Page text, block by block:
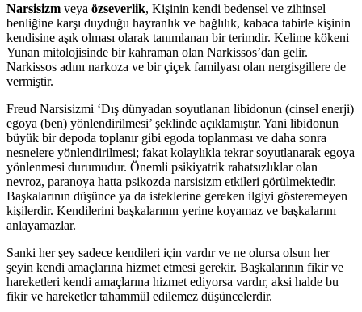
Narsisizm veya özseverlik, Kişinin kendi bedensel ve zihinsel
benliğine karşı duyduğu hayranlık ve bağlılık, kabaca tabirle kişinin
kendisine aşık olması olarak tanımlanan bir terimdir. Kelime kökeni
Yunan mitolojisinde bir kahraman olan Narkissos’dan gelir.
Narkissos adını narkoza ve bir çiçek familyası olan nergisgillere de
vermiştir.
Freud Narsisizmi ‘Dış dünyadan soyutlanan libidonun (cinsel enerji)
egoya (ben) yönlendirilmesi’ şeklinde açıklamıştır. Yani libidonun
büyük bir depoda toplanır gibi egoda toplanması ve daha sonra
nesnelere yönlendirilmesi; fakat kolaylıkla tekrar soyutlanarak egoya
yönlenmesi durumudur. Önemli psikiyatrik rahatsızlıklar olan
nevroz, paranoya hatta psikozda narsisizm etkileri görülmektedir.
Başkalarının düşünce ya da isteklerine gereken ilgiyi gösteremeyen
kişilerdir. Kendilerini başkalarının yerine koyamaz ve başkalarını
anlayamazlar.
Sanki her şey sadece kendileri için vardır ve ne olursa olsun her
şeyin kendi amaçlarına hizmet etmesi gerekir. Başkalarının fikir ve
hareketleri kendi amaçlarına hizmet ediyorsa vardır, aksi halde bu
fikir ve hareketler tahammül edilemez düşüncelerdir.